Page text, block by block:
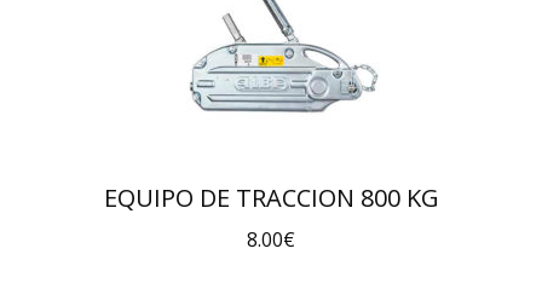
EQUIPO DE TRACCION 800 KG
8.00€